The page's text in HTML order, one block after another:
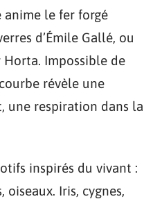
anime le fer forgé
d’Émile Gallé, ou
Impossible de
révèle une
une respiration dans la
inspirés du vivant :
oiseaux. Iris, cygnes,